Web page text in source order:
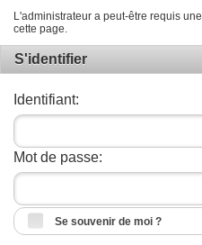
L'administrateur a peut-être requis une
cette page.
S'identifier
Identifiant:
Mot de passe:
Se souvenir de moi ?